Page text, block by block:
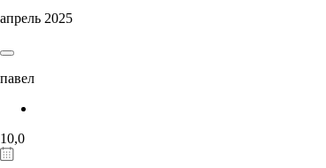
апрель 2025
павел
10,0